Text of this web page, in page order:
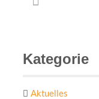
Kategorie
Aktuelles